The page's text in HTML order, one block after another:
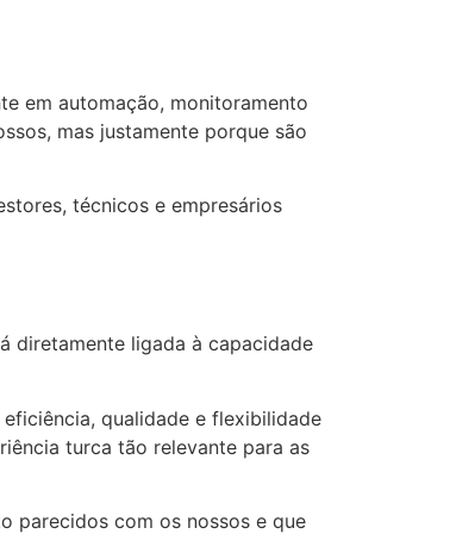
em automação, monitoramento
mas justamente porque são
técnicos e empresários
diretamente ligada à capacidade
qualidade e flexibilidade
turca tão relevante para as
parecidos com os nossos e que